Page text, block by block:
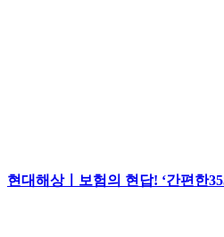
현대해상ㅣ보험의 현답! ‘간편한